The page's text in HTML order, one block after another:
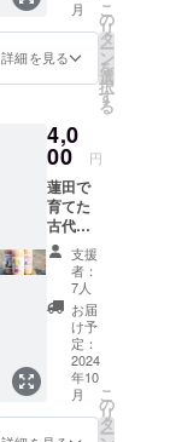
す。 ノ
ンアル
コール
らお年
寄りま
しみい
ただけ
ます。
お米由
来の自
然な甘
さをご
堪能い
ただけ
ます。
暑かっ
たり体
町産の
「桂木
ゆず」
ます。
保存料
や着色
料、香
料を加
えず、
砂糖や
酒粕を
使用し
ていな
い麹の
あまざ
けで
す。 ノ
ンアル
コール
720ml
1本
送料込
み お
よび
ナル
シー
ル・お
礼状・
弊社
ホーム
ページ
へのお
名前掲
載。
※20歳未
満の者
による
飲酒は
法令で
禁止さ
月
詳細を見る
こ
の
リ
タ
ー
ン
を
選
択
す
る
4,0
00 円
蓮田で
育てた
古代米
（赤
米）の
あまざ
けボト
ル 770
ｇ 埼
玉県
バー
チャル
観光大
支援
者：
7人
お届
け予
定：
2024
年10
月
こ
の
リ
タ
ー